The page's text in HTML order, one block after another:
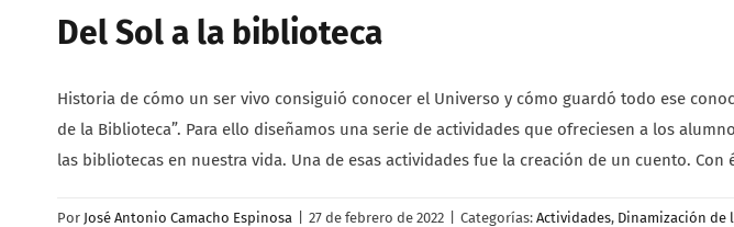
Del Sol a la biblioteca
Historia de cómo un ser vivo consiguió conocer el Universo y cómo guardó todo ese
de la Biblioteca”. Para ello diseñamos una serie de actividades que ofreciesen a los
las bibliotecas en nuestra vida. Una de esas actividades fue la creación de un cuento. Con
Por José Antonio Camacho Espinosa 27 de febrero de 2022 Categorías: Actividades, Dinamización de